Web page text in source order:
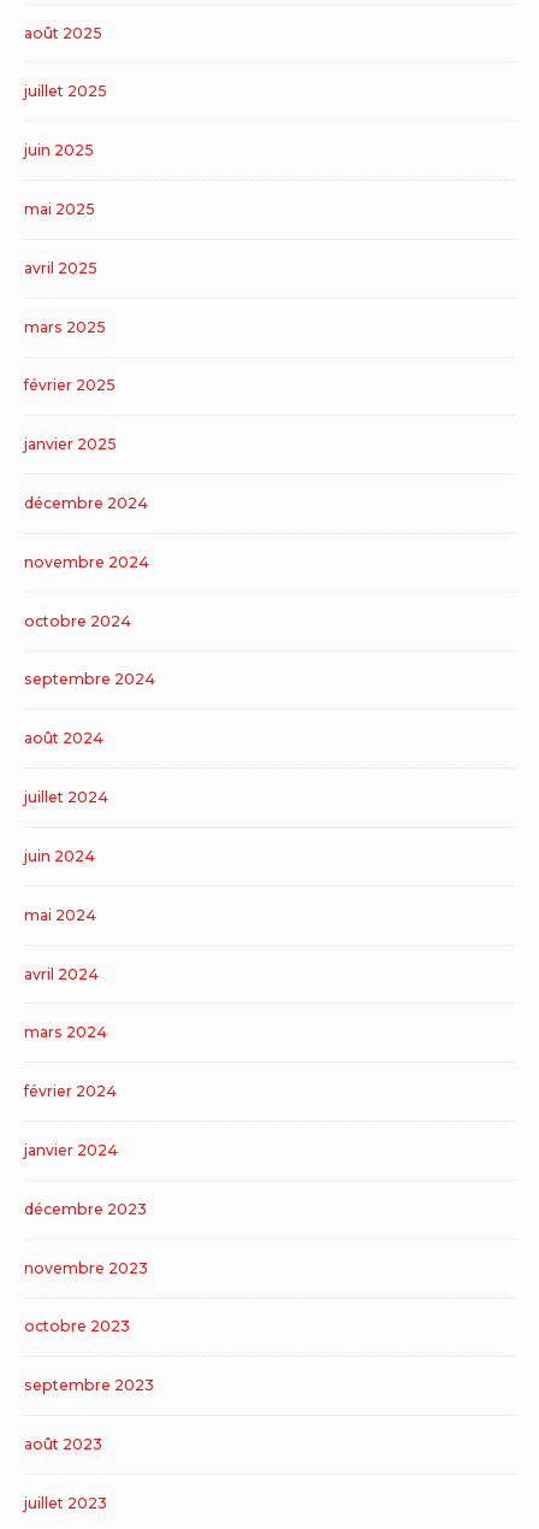
août 2025
juillet 2025
juin 2025
mai 2025
avril 2025
mars 2025
février 2025
janvier 2025
décembre 2024
novembre 2024
octobre 2024
septembre 2024
août 2024
juillet 2024
juin 2024
mai 2024
avril 2024
mars 2024
février 2024
janvier 2024
décembre 2023
novembre 2023
octobre 2023
septembre 2023
août 2023
juillet 2023